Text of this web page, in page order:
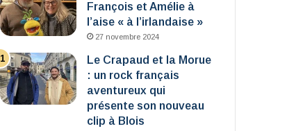
François et Amélie à
l’aise « à l’irlandaise »
27 novembre 2024
Le Crapaud et la Morue
: un rock français
aventureux qui
présente son nouveau
clip à Blois